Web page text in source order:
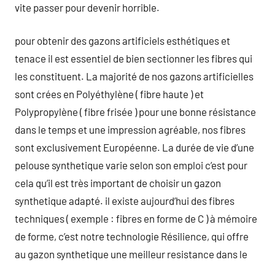
vite passer pour devenir horrible.
pour obtenir des gazons artificiels esthétiques et
tenace il est essentiel de bien sectionner les fibres qui
les constituent. La majorité de nos gazons artificielles
sont crées en Polyéthylène ( fibre haute ) et
Polypropylène ( fibre frisée ) pour une bonne résistance
dans le temps et une impression agréable, nos fibres
sont exclusivement Européenne. La durée de vie d’une
pelouse synthetique varie selon son emploi c’est pour
cela qu’il est très important de choisir un gazon
synthetique adapté. il existe aujourd’hui des fibres
techniques ( exemple : fibres en forme de C ) à mémoire
de forme, c’est notre technologie Résilience, qui offre
au gazon synthetique une meilleur resistance dans le